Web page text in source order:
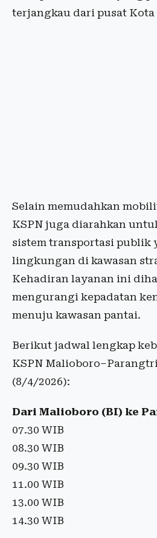
terjangkau dari pusat Kota
Selain memudahkan
KSPN juga diarahkan
sistem transportasi publik
lingkungan di kawasan
Kehadiran layanan ini
mengurangi kepadatan
menuju kawasan pantai.
Berikut jadwal lengkap
KSPN
(8/4/2026):
Dari Malioboro (BI) ke
07.30 WIB
08.30 WIB
09.30 WIB
11.00 WIB
13.00 WIB
14.30 WIB